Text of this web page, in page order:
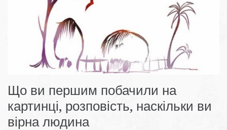
Що ви першим побачили на
картинці, розповість, наскільки ви
вірна людина